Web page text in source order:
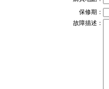
保修期：
故障描述：